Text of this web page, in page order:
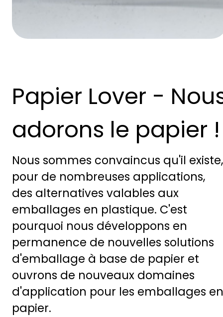
Papier Lover -
adorons le papier !
Nous sommes convaincus qu'il existe,
pour de nombreuses applications,
des alternatives valables aux
emballages en plastique. C'est
pourquoi nous développons en
permanence de nouvelles solutions
d'emballage à base de papier et
ouvrons de nouveaux domaines
d'application pour les emballages en
papier.